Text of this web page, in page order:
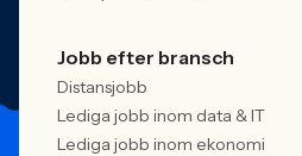
Jobb efter bransch
Distansjobb
Lediga jobb inom data & IT
Lediga jobb inom ekonomi